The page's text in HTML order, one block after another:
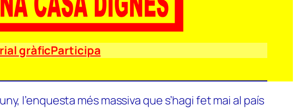
gràficParticipa
l’enquesta més massiva que s’hagi fet mai al país